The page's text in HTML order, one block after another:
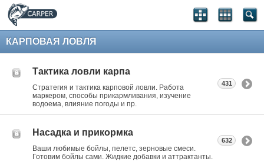
КАРПОВАЯ ЛОВЛЯ
Тактика ловли карпа
Стратегия и тактика карповой ловли. Работа
маркером, способы прикармливания, изучение
водоема, влияние погоды и пр.
431
Насадка и прикормка
Ваши любимые бойлы, пелетс, зерновые смеси.
Готовим бойлы сами. Жидкие добавки и аттрактанты.
632